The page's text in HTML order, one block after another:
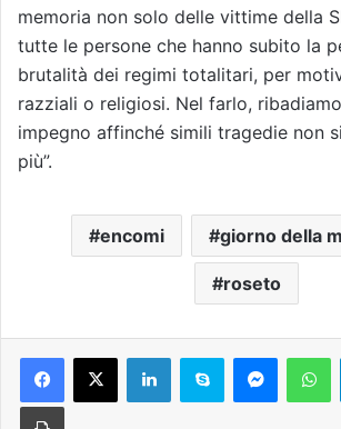
memoria non solo delle vittime della
tutte le persone che hanno subito la
brutalità dei regimi totalitari, per
razziali o religiosi. Nel farlo,
impegno affinché simili tragedie non
più”.
encomi giorno della
roseto